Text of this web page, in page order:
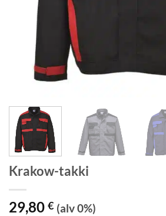
Krakow-takki
29,80 € (alv 0%)